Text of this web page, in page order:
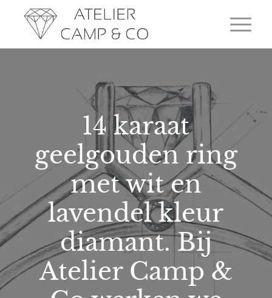
14 karaat
geelgouden ring
met wit en
lavendel kleur
diamant. Bij
Atelier Camp &